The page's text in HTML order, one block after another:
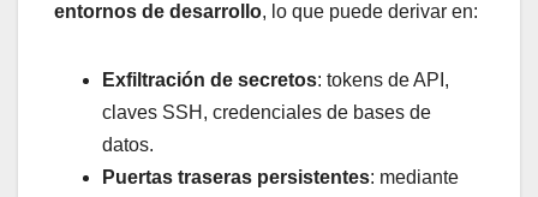
entornos de desarrollo, lo que puede derivar en:
Exfiltración de secretos: tokens de API,
claves SSH, credenciales de bases de
datos.
Puertas traseras persistentes: mediante